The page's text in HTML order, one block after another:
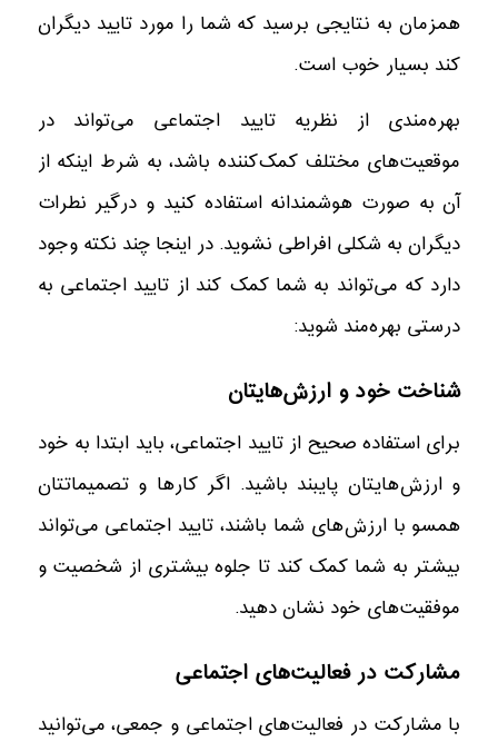
همزمان به نتایجی برسید که شما را مورد تایید دیگران
کند بسیار خوب است.
بهره‌مندی از نظریه تایید اجتماعی می‌تواند در
موقعیت‌های مختلف کمک‌کننده باشد، به شرط اینکه از
آن به صورت هوشمندانه استفاده کنید و درگیر نطرات
دیگران به شکلی افراطی نشوید. در اینجا چند نکته وجود
دارد که می‌تواند به شما کمک کند از تایید اجتماعی به
درستی بهره‌مند شوید:
شناخت خود و ارزش‌هایتان
برای استفاده صحیح از تایید اجتماعی، باید ابتدا به خود
و ارزش‌هایتان پایبند باشید. اگر کارها و تصمیماتتان
همسو با ارزش‌های شما باشند، تایید اجتماعی می‌تواند
بیشتر به شما کمک کند تا جلوه بیشتری از شخصیت و
موفقیت‌های خود نشان دهید.
مشارکت در فعالیت‌های اجتماعی
با مشارکت در فعالیت‌های اجتماعی و جمعی، می‌توانید